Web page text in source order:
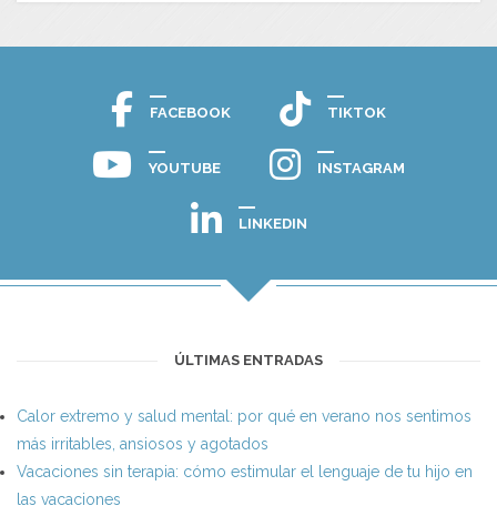
FACEBOOK TIKTOK
YOUTUBE INSTAGRAM
LINKEDIN
ÚLTIMAS ENTRADAS
Calor extremo y salud mental: por qué en verano nos sentimos
más irritables, ansiosos y agotados
Vacaciones sin terapia: cómo estimular el lenguaje de tu hijo en
las vacaciones